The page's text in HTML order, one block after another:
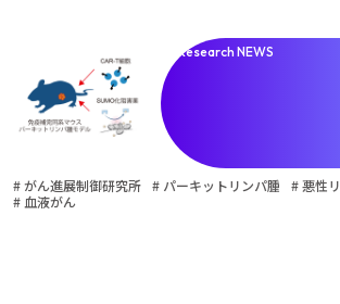
Research NEWS
# がん進展制御研究所 # パーキットリンパ腫 # 悪性
# 血液がん